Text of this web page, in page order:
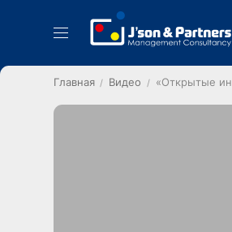
Главная Видео «Открытые